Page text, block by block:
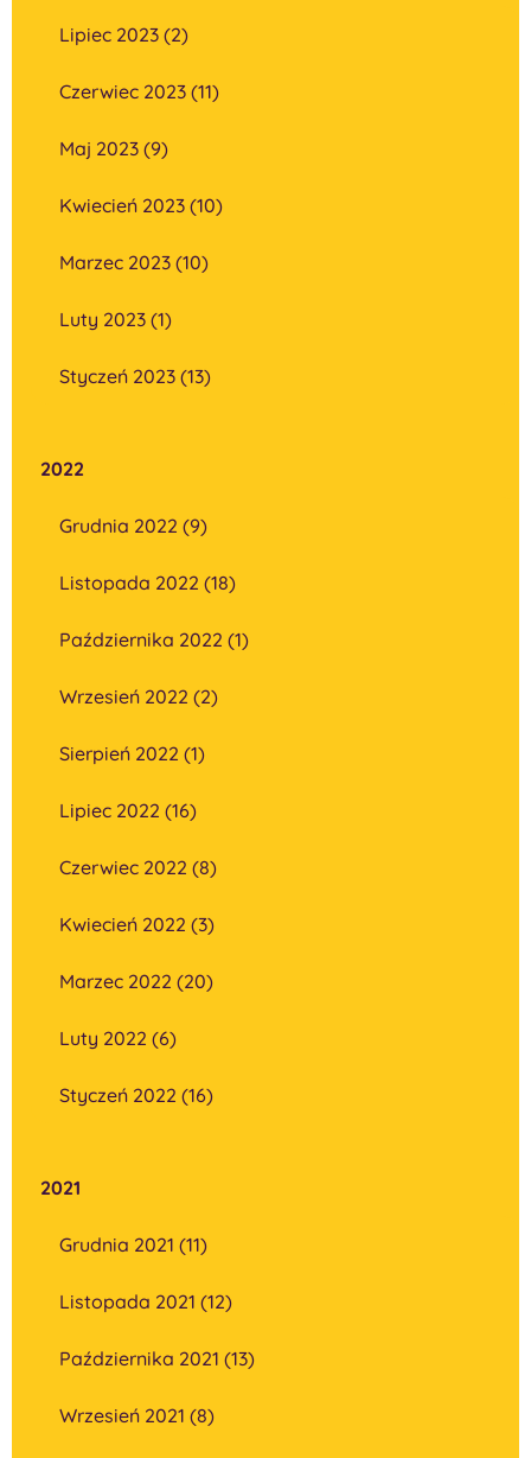
Lipiec 2023 (2)
Czerwiec 2023 (11)
Maj 2023 (9)
Kwiecień 2023 (10)
Marzec 2023 (10)
Luty 2023 (1)
Styczeń 2023 (13)
2022
Grudnia 2022 (9)
Listopada 2022 (18)
Października 2022 (1)
Wrzesień 2022 (2)
Sierpień 2022 (1)
Lipiec 2022 (16)
Czerwiec 2022 (8)
Kwiecień 2022 (3)
Marzec 2022 (20)
Luty 2022 (6)
Styczeń 2022 (16)
2021
Grudnia 2021 (11)
Listopada 2021 (12)
Października 2021 (13)
Wrzesień 2021 (8)